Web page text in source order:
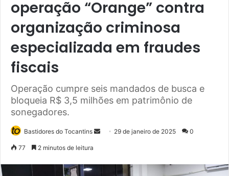
operação “Orange” contra
organização criminosa
especializada em fraudes
fiscais
Operação cumpre seis mandados de busca e
bloqueia R$ 3,5 milhões em patrimônio de
sonegadores.
Bastidores do Tocantins 29 de janeiro de 2025 0
77 2 minutos de leitura